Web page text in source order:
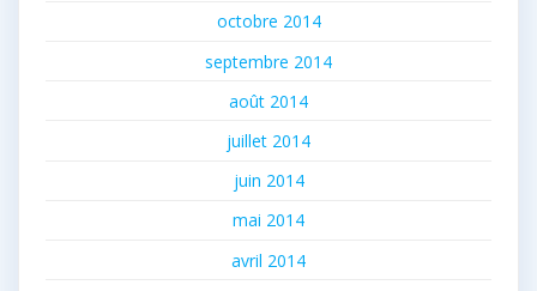
octobre 2014
septembre 2014
août 2014
juillet 2014
juin 2014
mai 2014
avril 2014